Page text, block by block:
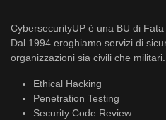
CybersecurityUP è una BU di Fata
Dal 1994 eroghiamo servizi di
organizzazioni sia civili che militari.
Ethical Hacking
Penetration Testing
Security Code Review